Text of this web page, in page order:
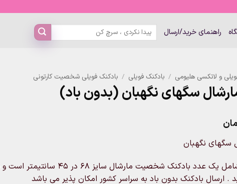
راهنمای خرید/ارسال
جستجو
برای:
و لاتکسی هلیومی / بادکنک فویلی / بادکنک فویلی شخصیت کارتونی
سگهای نگهبان (بدون باد)
سگهای نگهبان
این محصول شامل یک عدد بادکنک
. ارسال بادکنک بدون باد به سراسر کشور امکان پذیر می باشد